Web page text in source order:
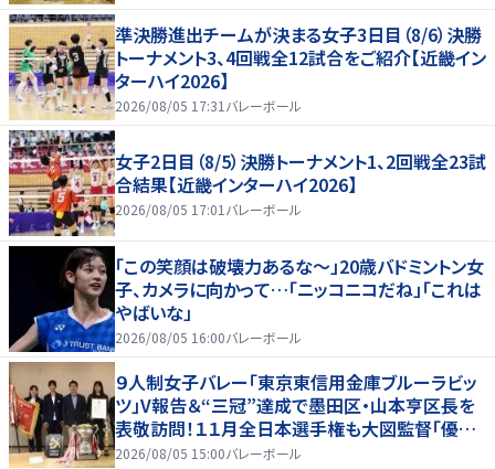
準決勝進出チームが決まる女子3日目（8/6）決勝
トーナメント3、4回戦全12試合をご紹介【近畿イン
ターハイ2026】
2026/08/05 17:31 バレーボール
女子2日目（8/5）決勝トーナメント1、2回戦全23試
合結果【近畿インターハイ2026】
2026/08/05 17:01 バレーボール
「この笑顔は破壊力あるな〜」20歳バドミントン女
子、カメラに向かって…「ニッコニコだね」「これは
やばいな」
2026/08/05 16:00バレーボール
９人制女子バレー「東京東信用金庫ブルーラビッ
ツ」V報告＆“三冠”達成で墨田区・山本亨区長を
表敬訪問！１１月全日本選手権も大図監督「優勝
を目指していきたい」
2026/08/05 15:00バレーボール